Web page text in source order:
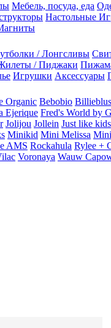
Мебель, посуда, еда
Настольные
/ Лонгсливы
/ Пиджаки
Игрушки Аксессуары
Organic Bebobio
Ejerique Fred's World by
Jolijou Jollein Just like kids
Minikid Mini Melissa
AMS Rockahula Rylee +
Voronaya Wauw